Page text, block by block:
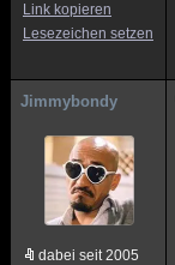
Link kopieren
Lesezeichen setzen
Jimmybondy
dabei seit 2005